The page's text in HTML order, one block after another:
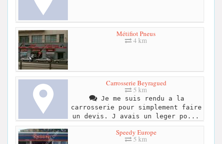
Métifiot Pneus
4 km
Carrosserie Beyragued
5 km
Je me suis rendu a la
carrosserie pour simplement faire
un devis. J avais un leger po...
Speedy Europe
5 km